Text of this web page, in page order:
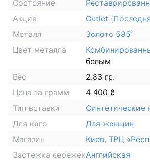
Состояние
Акция
Outlet
Металл
Золото 585˚
Цвет металла
белым
Вес
2.83 гр.
Цена за грамм
4 400 ₴
Тип вставки
Синтетические
Для кого
Для женщин
Магазин
Киев, ТРЦ
Застежка сережекАнглийская